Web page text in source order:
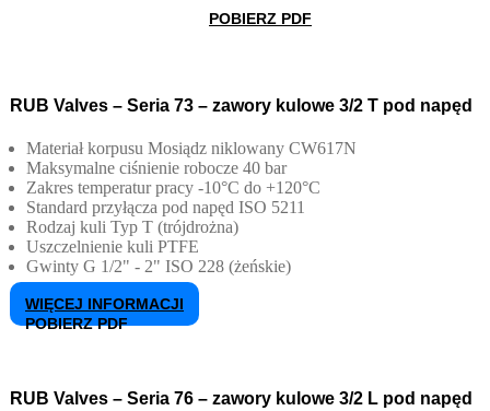
POBIERZ PDF
RUB Valves – Seria 73 – zawory kulowe 3/2 T pod napęd
Materiał korpusu Mosiądz niklowany CW617N
Maksymalne ciśnienie robocze 40 bar
Zakres temperatur pracy -10°C do +120°C
Standard przyłącza pod napęd ISO 5211
Rodzaj kuli Typ T (trójdrożna)
Uszczelnienie kuli PTFE
Gwinty G 1/2" - 2" ISO 228 (żeńskie)
WIĘCEJ INFORMACJI
POBIERZ PDF
RUB Valves – Seria 76 – zawory kulowe 3/2 L pod napęd